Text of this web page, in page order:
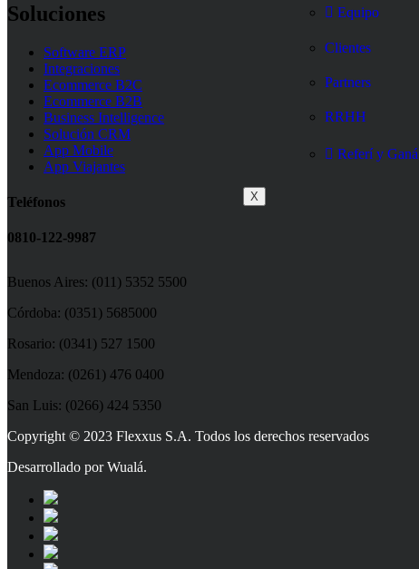
Equipo
Clientes
Partners
RRHH
Referí y Ganá
X
Soluciones
Software ERP
Integraciones
Ecommerce B2C
Ecommerce B2B
Business Intelligence
Solución CRM
App Mobile
App Viajantes
Teléfonos
0810-122-9987
Buenos Aires: (011) 5352 5500
Córdoba: (0351) 5685000
Rosario: (0341) 527 1500
Mendoza: (0261) 476 0400
San Luis: (0266) 424 5350
Copyright © 2023 Flexxus S.A. Todos los derechos reservados
Desarrollado por Wualá.